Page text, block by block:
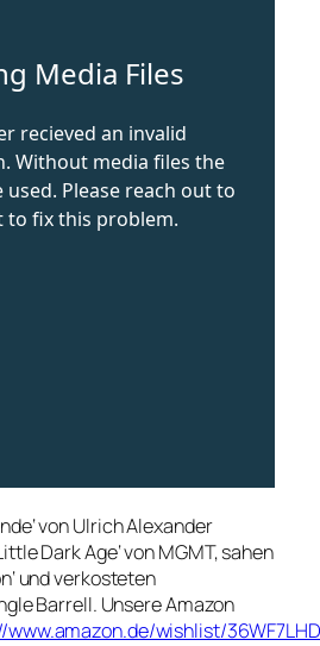
von Ulrich Alexander
Dark Age‘ von MGMT, sahen
und verkosteten
Barrell. Unsere Amazon
www.amazon.de/wishlist/